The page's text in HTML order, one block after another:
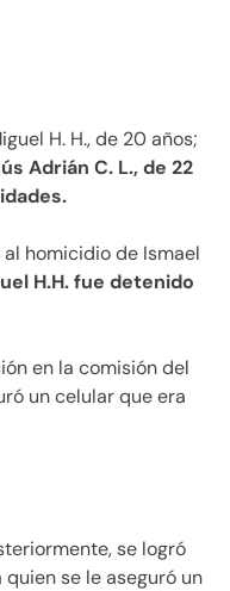
H. H., de 20 años;
Adrián C. L., de 22
homicidio de Ismael
H.H. fue detenido
en la comisión del
un celular que era
se logró
quien se le aseguró un